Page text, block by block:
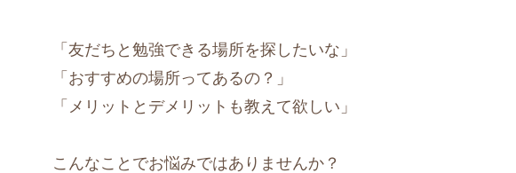
「友だちと勉強できる場所を探したいな」
「おすすめの場所ってあるの？」
「メリットとデメリットも教えて欲しい」
こんなことでお悩みではありませんか？